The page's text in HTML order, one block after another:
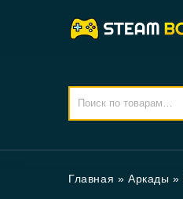
Главная »Аркады »